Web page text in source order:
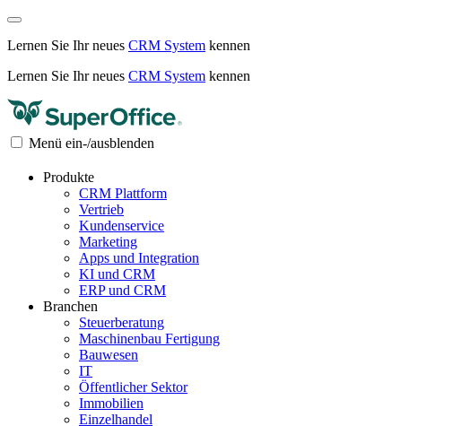
Lernen Sie Ihr neues CRM System kennen
Lernen Sie Ihr neues CRM System kennen
Menü ein-/ausblenden
Produkte
CRM Plattform
Vertrieb
Kundenservice
Marketing
Apps und Integration
KI und CRM
ERP und CRM
Branchen
Steuerberatung
Maschinenbau Fertigung
Bauwesen
IT
Öffentlicher Sektor
Immobilien
Einzelhandel